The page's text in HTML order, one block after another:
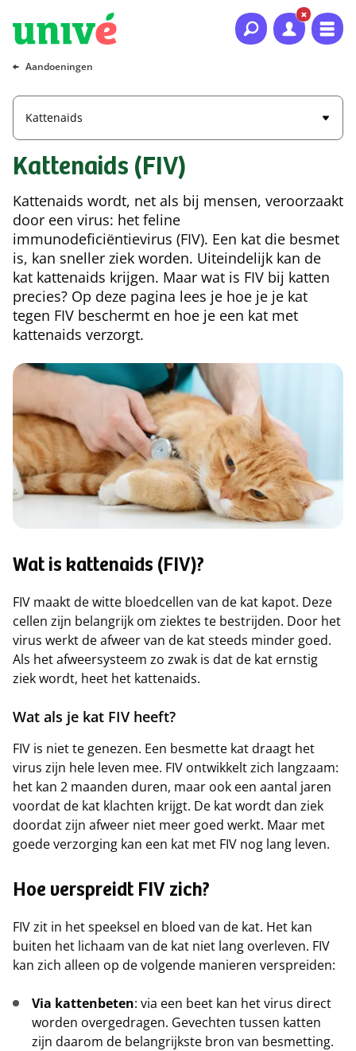
Naar hoofdinhoud
Naar hoofdnavigatie
Naar footer
Aandoeningen
Kattenaids
Kattenaids (FIV)
Kattenaids wordt, net als bij mensen, veroorzaakt
door een virus: het feline
immunodeficiëntievirus (FIV). Een kat die besmet
is, kan sneller ziek worden. Uiteindelijk kan de
kat kattenaids krijgen. Maar wat is FIV bij katten
precies? Op deze pagina lees je hoe je je kat
tegen FIV beschermt en hoe je een kat met
kattenaids verzorgt.
Wat is kattenaids (FIV)?
FIV maakt de witte bloedcellen van de kat kapot. Deze
cellen zijn belangrijk om ziektes te bestrijden. Door het
virus werkt de afweer van de kat steeds minder goed.
Als het afweersysteem zo zwak is dat de kat ernstig
ziek wordt, heet het kattenaids.
Wat als je kat FIV heeft?
FIV is niet te genezen. Een besmette kat draagt het
virus zijn hele leven mee. FIV ontwikkelt zich langzaam:
het kan 2 maanden duren, maar ook een aantal jaren
voordat de kat klachten krijgt. De kat wordt dan ziek
doordat zijn afweer niet meer goed werkt. Maar met
goede verzorging kan een kat met FIV nog lang leven.
Hoe verspreidt FIV zich?
FIV zit in het speeksel en bloed van de kat. Het kan
buiten het lichaam van de kat niet lang overleven. FIV
kan zich alleen op de volgende manieren verspreiden:
Via kattenbeten: via een beet kan het virus direct
worden overgedragen. Gevechten tussen katten
zijn daarom de belangrijkste bron van besmetting.